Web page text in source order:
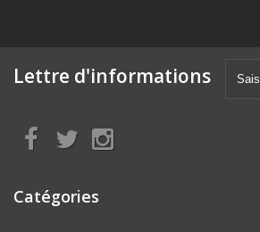
Lettre d'informations
Catégories